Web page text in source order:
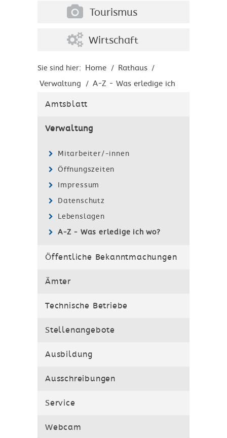
Tourismus
Wirtschaft
Sie sind hier: Home / Rathaus /
Verwaltung / A-Z - Was erledige ich
Amtsblatt
Verwaltung
Mitarbeiter/-innen
Öffnungszeiten
Impressum
Datenschutz
Lebenslagen
A-Z - Was erledige ich wo?
Öffentliche Bekanntmachungen
Ämter
Technische Betriebe
Stellenangebote
Ausbildung
Ausschreibungen
Service
Webcam